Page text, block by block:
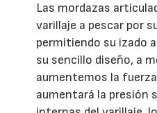
Las mordazas
varillaje a pescar por
permitiendo su izado
su sencillo diseño, a
aumentemos la
aumentará la presión